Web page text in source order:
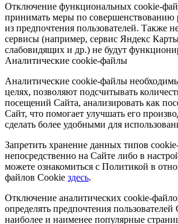
Отключение функциональных cookie-
принимать меры по совершенствованию
из предпочтения пользователей. Также
сервисы (например, сервис Яндекс
слабовидящих и др.) не будут
Аналитические cookie-файлы
Аналитические cookie-файлы
целях, позволяют подсчитывать
посещений Сайта, анализировать как
Сайт, что помогает улучшать его
сделать более удобными для
Запретить хранение данных типов
непосредственно на Сайте либо в
можете ознакомиться с Политикой в
файлов Cookie здесь.
Отключение аналитических cookie-
определять предпочтения
наиболее и наименее популярные